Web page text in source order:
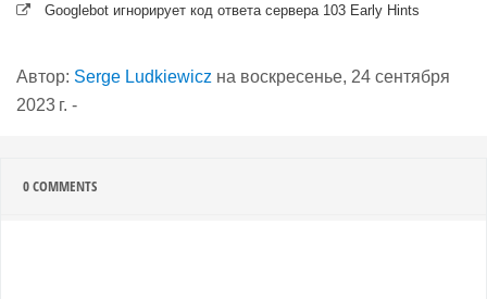
Googlebot игнорирует код ответа сервера 103 Early Hints
Автор: Serge Ludkiewicz на воскресенье, 24 сентября
2023 г. -
0COMMENTS